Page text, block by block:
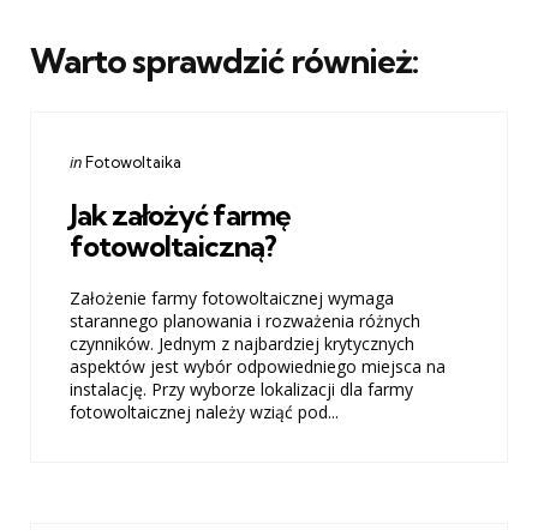
Warto sprawdzić również:
Categories
Posted
inFotowoltaika
Jak założyć farmę
fotowoltaiczną?
Założenie farmy fotowoltaicznej wymaga
starannego planowania i rozważenia różnych
czynników. Jednym z najbardziej krytycznych
aspektów jest wybór odpowiedniego miejsca na
instalację. Przy wyborze lokalizacji dla farmy
fotowoltaicznej należy wziąć pod...